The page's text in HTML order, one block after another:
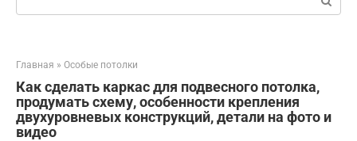
Главная » Особые потолки
Как сделать каркас для подвесного потолка,
продумать схему, особенности крепления
двухуровневых конструкций, детали на фото и
видео